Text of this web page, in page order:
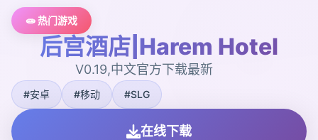
🧫 热门游戏
后宫酒店|Harem Hotel
V0.19,中文官方下载最新
#安卓 #移动 #SLG
在线下载